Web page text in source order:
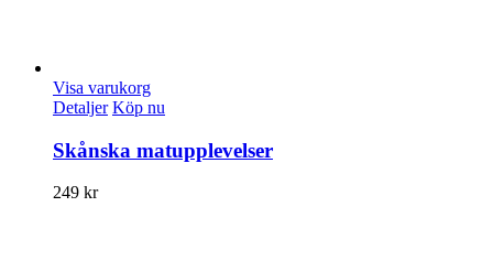
Visa varukorg
Detaljer Köp nu
Skånska matupplevelser
249 kr